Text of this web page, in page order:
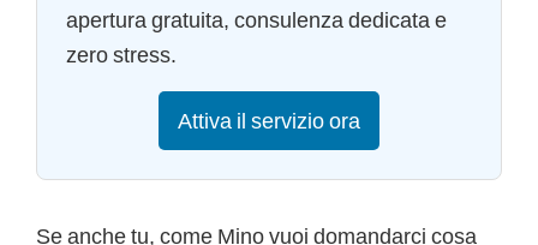
apertura gratuita, consulenza dedicata e
zero stress.
Attiva il servizio ora
Se anche tu, come Mino vuoi domandarci cosa